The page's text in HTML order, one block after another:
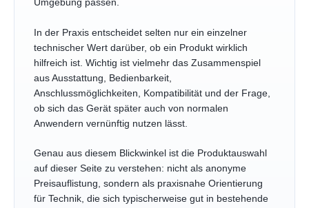
Umgebung passen.
In der Praxis entscheidet selten nur ein einzelner
technischer Wert darüber, ob ein Produkt wirklich
hilfreich ist. Wichtig ist vielmehr das Zusammenspiel
aus Ausstattung, Bedienbarkeit,
Anschlussmöglichkeiten, Kompatibilität und der Frage,
ob sich das Gerät später auch von normalen
Anwendern vernünftig nutzen lässt.
Genau aus diesem Blickwinkel ist die Produktauswahl
auf dieser Seite zu verstehen: nicht als anonyme
Preisauflistung, sondern als praxisnahe Orientierung
für Technik, die sich typischerweise gut in bestehende